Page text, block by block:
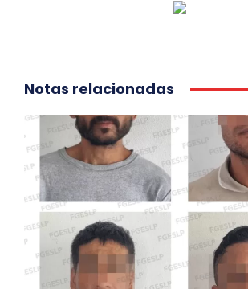
Notas relacionadas